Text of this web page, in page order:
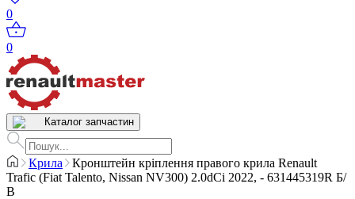
0
0
Каталог запчастин
Крила
Кронштейн кріплення правого крила Renault
Trafic (Fiat Talento, Nissan NV300) 2.0dCi 2022, - 631445319R Б/
В